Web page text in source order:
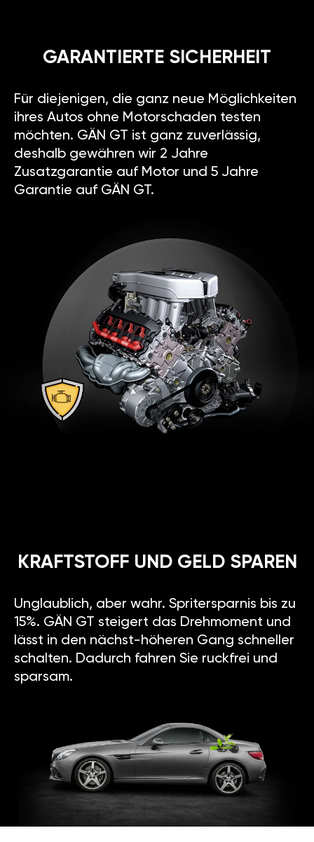
GARANTIERTE SICHERHEIT
Für diejenigen, die ganz neue Möglichkeiten
ihres Autos ohne Motorschaden testen
möchten. GÄN GT ist ganz zuverlässig,
deshalb gewähren wir 2 Jahre
Zusatzgarantie auf Motor und 5 Jahre
Garantie auf GÄN GT.
KRAFTSTOFF UND GELD SPAREN
Unglaublich, aber wahr. Spritersparnis bis zu
15%. GÄN GT steigert das Drehmoment und
lässt in den nächst-höheren Gang schneller
schalten. Dadurch fahren Sie ruckfrei und
sparsam.